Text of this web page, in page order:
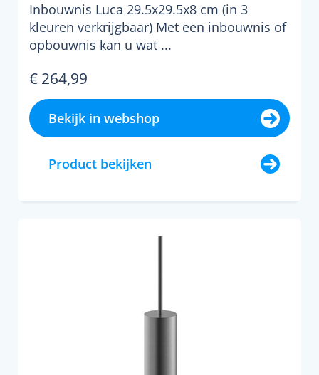
Inbouwnis Luca 29.5x29.5x8 cm (in 3
kleuren verkrijgbaar) Met een inbouwnis of
opbouwnis kan u wat ...
€ 264,99
Bekijk in webshop
Product bekijken